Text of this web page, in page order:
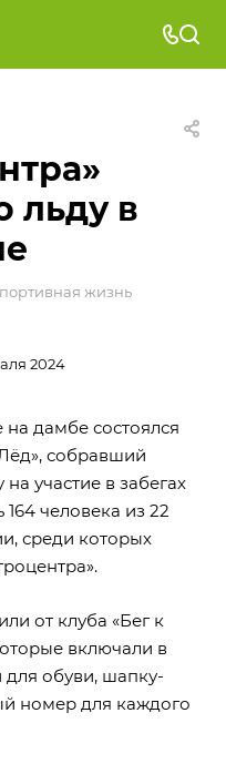
льду в
жизнь
2024
дамбе состоялся
собравший
участие в забегах
человека из 22
среди которых
от клуба «Бег к
включали в
обуви, шапку-
номер для каждого